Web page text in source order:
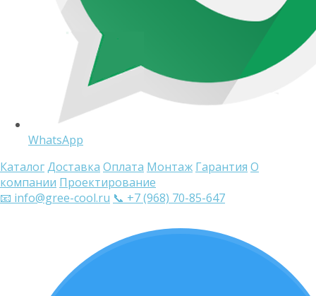
WhatsApp
КаталогДоставка Оплата Монтаж Гарантия О
компании Проектирование
📧 info@gree-cool.ru 📞 +7 (968) 70-85-647